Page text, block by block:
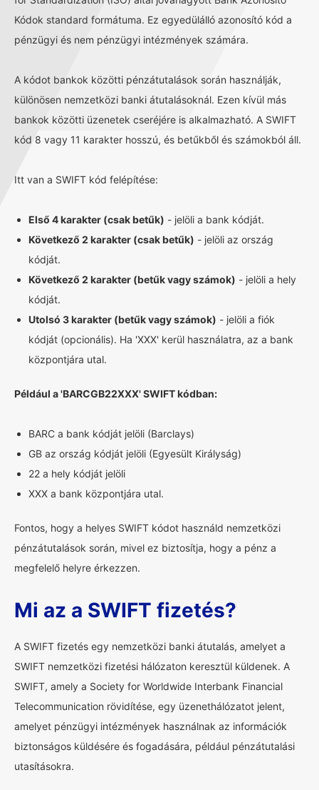
Kódok standard formátuma. Ez egyedülálló azonosító kód a
pénzügyi és nem pénzügyi intézmények számára.
A kódot bankok közötti pénzátutalások során használják,
különösen nemzetközi banki átutalásoknál. Ezen kívül más
bankok közötti üzenetek cseréjére is alkalmazható. A SWIFT
kód 8 vagy 11 karakter hosszú, és betűkből és számokból áll.
Itt van a SWIFT kód felépítése:
Első 4 karakter (csak betűk) - jelöli a bank kódját.
Következő 2 karakter (csak betűk) - jelöli az ország
kódját.
Következő 2 karakter (betűk vagy számok) - jelöli a hely
kódját.
Utolsó 3 karakter (betűk vagy számok) - jelöli a fiók
kódját (opcionális). Ha 'XXX' kerül használatra, az a bank
központjára utal.
Például a 'BARCGB22XXX' SWIFT kódban:
BARC a bank kódját jelöli (Barclays)
GB az ország kódját jelöli (Egyesült Királyság)
22 a hely kódját jelöli
XXX a bank központjára utal.
Fontos, hogy a helyes SWIFT kódot használd nemzetközi
pénzátutalások során, mivel ez biztosítja, hogy a pénz a
megfelelő helyre érkezzen.
Mi az a SWIFT fizetés?
A SWIFT fizetés egy nemzetközi banki átutalás, amelyet a
SWIFT nemzetközi fizetési hálózaton keresztül küldenek. A
SWIFT, amely a Society for Worldwide Interbank Financial
Telecommunication rövidítése, egy üzenethálózatot jelent,
amelyet pénzügyi intézmények használnak az információk
biztonságos küldésére és fogadására, például pénzátutalási
utasításokra.